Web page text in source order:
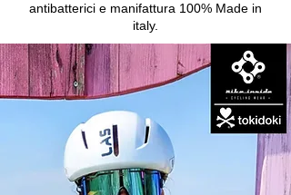
antibatterici e manifattura 100% Made in
italy.